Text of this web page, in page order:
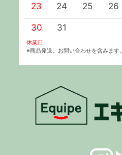
23
24 25 26
30 31
休業日
※商品発送、お問い合わせを含みます。